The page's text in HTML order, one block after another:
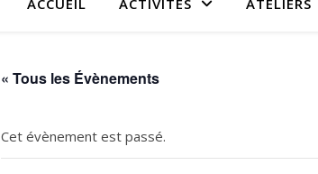
ACCUEIL ACTIVITÉS ATELIERS
« Tous les Évènements
Cet évènement est passé.